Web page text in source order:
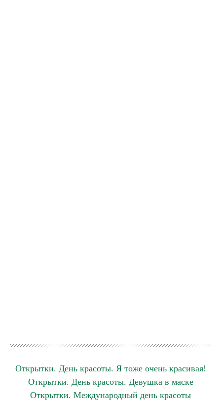
Открытки. День красоты. Я тоже очень красивая!
Открытки. День красоты. Девушка в маске
Открытки. Международный день красоты